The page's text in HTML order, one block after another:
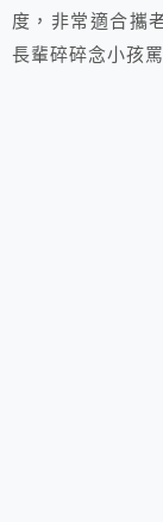
度，非常適合攜
長輩碎碎念小孩